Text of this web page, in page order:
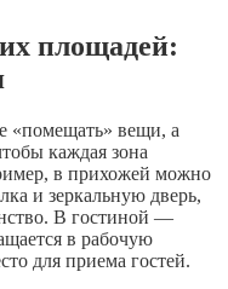
площадей:
«помещать» вещи, а
каждая зона
в прихожей можно
и зеркальную дверь,
В гостиной —
в рабочую
для приема гостей.